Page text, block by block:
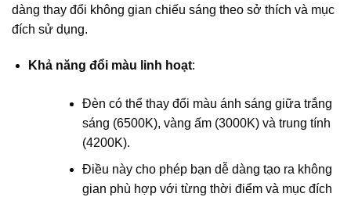
dàng thay đổi không gian chiếu sáng theo sở thích và mục
đích sử dụng.
Khả năng đổi màu linh hoạt:
Đèn có thể thay đổi màu ánh sáng giữa trắng
sáng (6500K), vàng ấm (3000K) và trung tính
(4200K).
Điều này cho phép bạn dễ dàng tạo ra không
gian phù hợp với từng thời điểm và mục đích